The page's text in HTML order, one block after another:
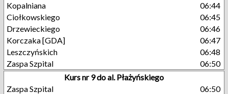
Kopalniana
06:44
Ciołkowskiego
06:45
Drzewieckiego
06:46
Korczaka [GDA]
06:47
Leszczyńskich
06:48
Zaspa Szpital
06:50
Kurs nr 9 do al. Płażyńskiego
Zaspa Szpital
06:50